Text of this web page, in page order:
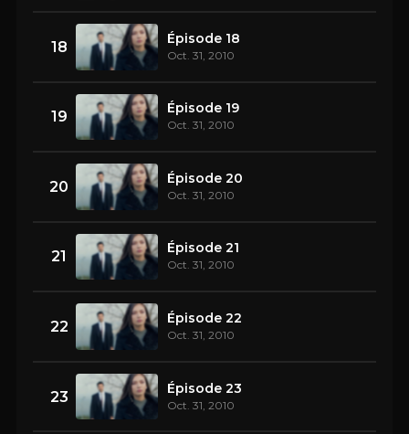
18 Épisode 18
Oct. 31, 2010
19 Épisode 19
Oct. 31, 2010
20 Épisode 20
Oct. 31, 2010
21 Épisode 21
Oct. 31, 2010
22 Épisode 22
Oct. 31, 2010
23 Épisode 23
Oct. 31, 2010